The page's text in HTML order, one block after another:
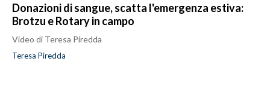
Donazioni di sangue, scatta l'emergenza estiva:
Brotzu e Rotary in campo
Video di Teresa Piredda
Teresa Piredda